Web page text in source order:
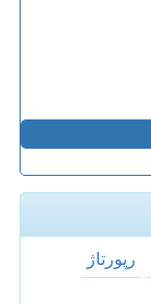
رپورتاژ